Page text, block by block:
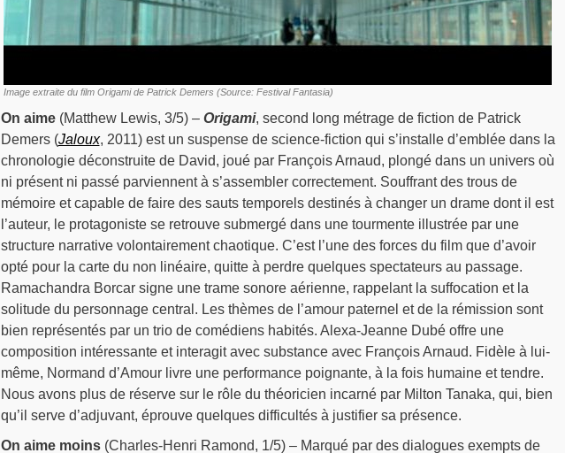
Image extraite du film Origami de Patrick Demers (Source: Festival Fantasia)
On aime(Matthew Lewis, 3/5) – Origami, second long métrage de fiction de Patrick
Demers (Jaloux, 2011) est un suspense de science-fiction qui s’installe d’emblée dans la
chronologie déconstruite de David, joué par François Arnaud, plongé dans un univers où
ni présent ni passé parviennent à s’assembler correctement. Souffrant des trous de
mémoire et capable de faire des sauts temporels destinés à changer un drame dont il est
l’auteur, le protagoniste se retrouve submergé dans une tourmente illustrée par une
structure narrative volontairement chaotique. C’est l’une des forces du film que d’avoir
opté pour la carte du non linéaire, quitte à perdre quelques spectateurs au passage.
Ramachandra Borcar signe une trame sonore aérienne, rappelant la suffocation et la
solitude du personnage central. Les thèmes de l’amour paternel et de la rémission sont
bien représentés par un trio de comédiens habités. Alexa-Jeanne Dubé offre une
composition intéressante et interagit avec substance avec François Arnaud. Fidèle à lui-
même, Normand d’Amour livre une performance poignante, à la fois humaine et tendre.
Nous avons plus de réserve sur le rôle du théoricien incarné par Milton Tanaka, qui, bien
qu’il serve d’adjuvant, éprouve quelques difficultés à justifier sa présence.
On aime moins(Charles-Henri Ramond, 1/5) – Marqué par des dialogues exempts de